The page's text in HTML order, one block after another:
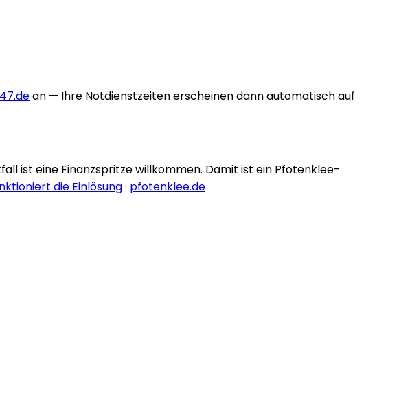
an — Ihre Notdienstzeiten erscheinen dann automatisch auf
ist eine Finanzspritze willkommen. Damit ist ein Pfotenklee-
die Einlösung· pfotenklee.de